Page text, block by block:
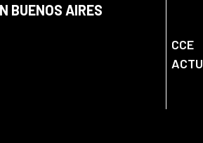
BUENOS AIRES
CCE